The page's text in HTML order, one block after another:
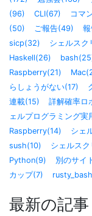
(96)
CLI(67) コマ
(50)
ご報告(49)
sicp(32)
シェルス
Haskell(26)
Raspberry(21)
らしょうがない(17)
連載(15)
詳解確率ロ
ェルプログラミング実
Raspberry(14)
シェ
sush(10)
シェルス
Python(9)
別のサイ
カップ(7)
最新の記事